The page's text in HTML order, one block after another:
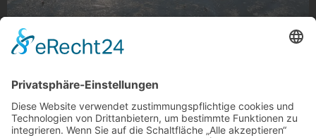
Eissee im Stadtwald, Rheydt
Foto: Robert Goldmann